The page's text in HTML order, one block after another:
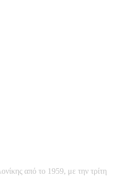
από το 1959, με την τρίτη